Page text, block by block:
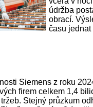
údržba
obrací.
času jednat
Siemens z roku
firem celkem 1,4
Stejný průzkum